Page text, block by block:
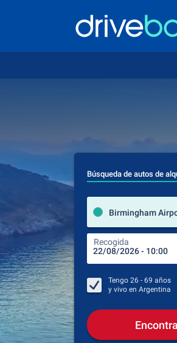
Búsqueda de autos de
Recogida
Tengo 26 - 69 años
y vivo en Argentina